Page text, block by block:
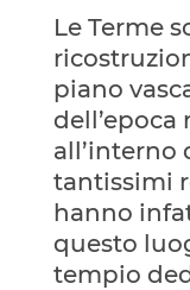
Le Terme
piano
dell’epoca
all’interno
tantissimi
hanno
questo
tempio